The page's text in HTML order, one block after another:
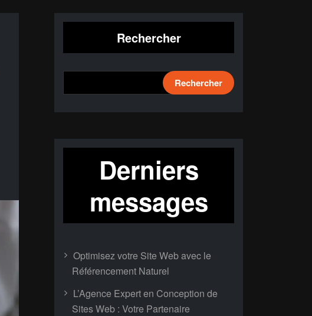
Rechercher
Rechercher
Derniers
messages
Optimisez votre Site Web avec le
Référencement Naturel
L’Agence Expert en Conception de
Sites Web : Votre Partenaire